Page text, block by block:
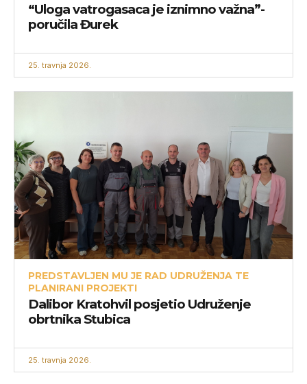
“Uloga vatrogasaca je iznimno važna”-
poručila Đurek
25. travnja 2026.
PREDSTAVLJEN MU JE RAD UDRUŽENJA TE
PLANIRANI PROJEKTI
Dalibor Kratohvil posjetio Udruženje
obrtnika Stubica
25. travnja 2026.